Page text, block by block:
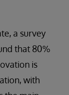
a survey
that 80%
is
with